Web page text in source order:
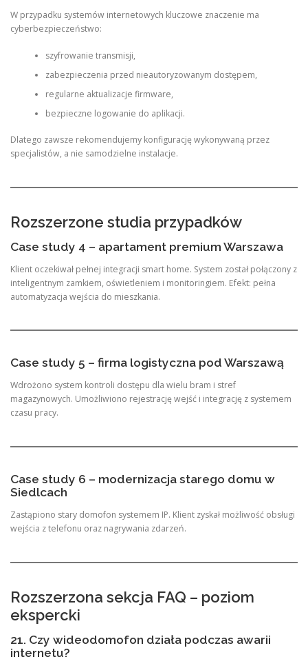
W przypadku systemów internetowych kluczowe znaczenie ma
cyberbezpieczeństwo:
szyfrowanie transmisji,
zabezpieczenia przed nieautoryzowanym dostępem,
regularne aktualizacje firmware,
bezpieczne logowanie do aplikacji.
Dlatego zawsze rekomendujemy konfigurację wykonywaną przez
specjalistów, a nie samodzielne instalacje.
Rozszerzone studia przypadków
Case study 4 – apartament premium Warszawa
Klient oczekiwał pełnej integracji smart home. System został połączony z
inteligentnym zamkiem, oświetleniem i monitoringiem. Efekt: pełna
automatyzacja wejścia do mieszkania.
Case study 5 – firma logistyczna pod Warszawą
Wdrożono system kontroli dostępu dla wielu bram i stref
magazynowych. Umożliwiono rejestrację wejść i integrację z systemem
czasu pracy.
Case study 6 – modernizacja starego domu w
Siedlcach
Zastąpiono stary domofon systemem IP. Klient zyskał możliwość obsługi
wejścia z telefonu oraz nagrywania zdarzeń.
Rozszerzona sekcja FAQ – poziom
ekspercki
21. Czy wideodomofon działa podczas awarii
internetu?